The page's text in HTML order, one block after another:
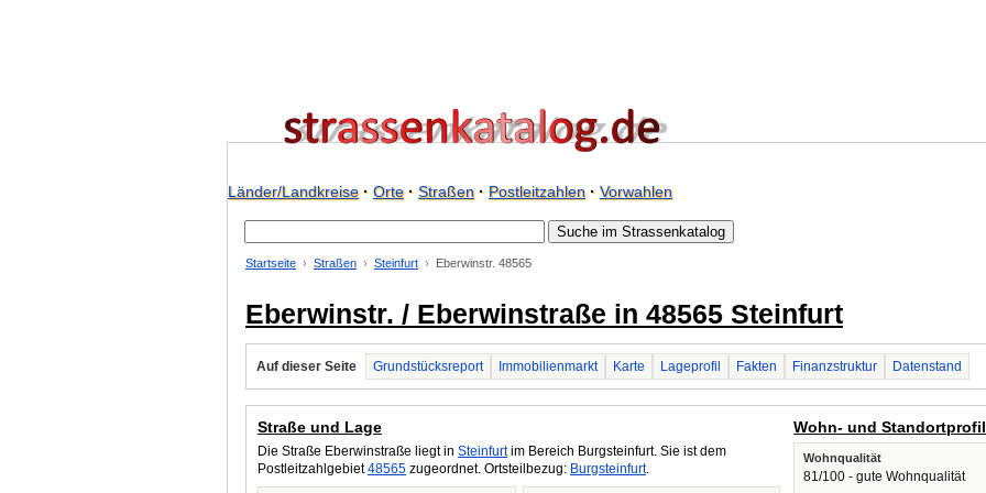
Länder/Landkreise· Orte· Straßen· Postleitzahlen· Vorwahlen
Startseite Straßen Steinfurt Eberwinstr. 48565
Eberwinstr. / Eberwinstraße in 48565 Steinfurt
Auf dieser Seite Grundstücksreport Immobilienmarkt Karte Lageprofil Fakten Finanzstruktur Datenstand
Straße und Lage
Die Straße Eberwinstraße liegt in Steinfurtim Bereich Burgsteinfurt. Sie ist dem
Postleitzahlgebiet48565 zugeordnet. Ortsteilbezug: Burgsteinfurt.
Wohn- und Standortprofil
Wohnqualität
81/100 - gute Wohnqualität